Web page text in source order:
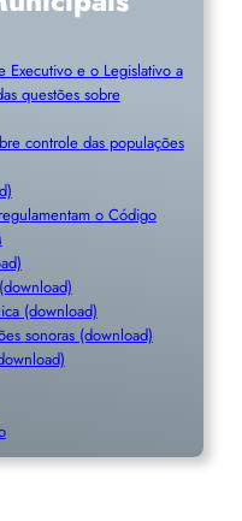
e o Legislativo a